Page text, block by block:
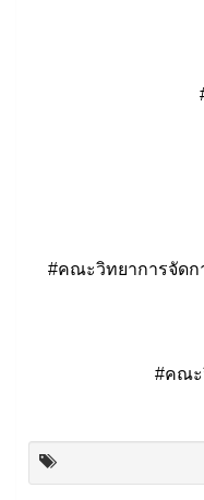
#คณะวิทยาการจัด
#คณะ